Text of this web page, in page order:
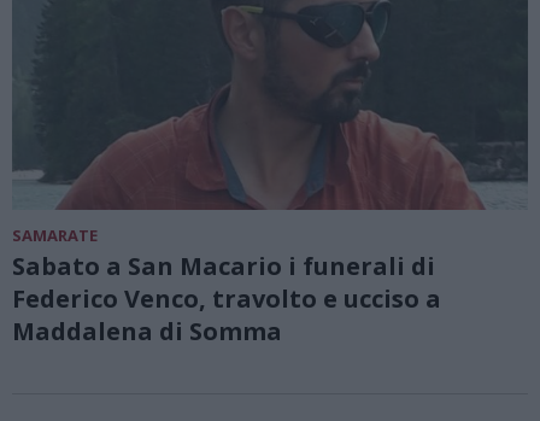
SAMARATE
Sabato a San Macario i funerali di
Federico Venco, travolto e ucciso a
Maddalena di Somma